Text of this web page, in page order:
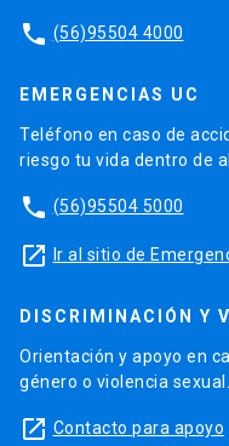
phone (56)95504 4000
EMERGENCIAS UC
Teléfono en caso de
riesgo tu vida dentro de
phone (56)95504 5000
launch Ir al sitio de
DISCRIMINACIÓN Y
Orientación y apoyo en
género o violencia sexual.
launch Contacto para apoyo